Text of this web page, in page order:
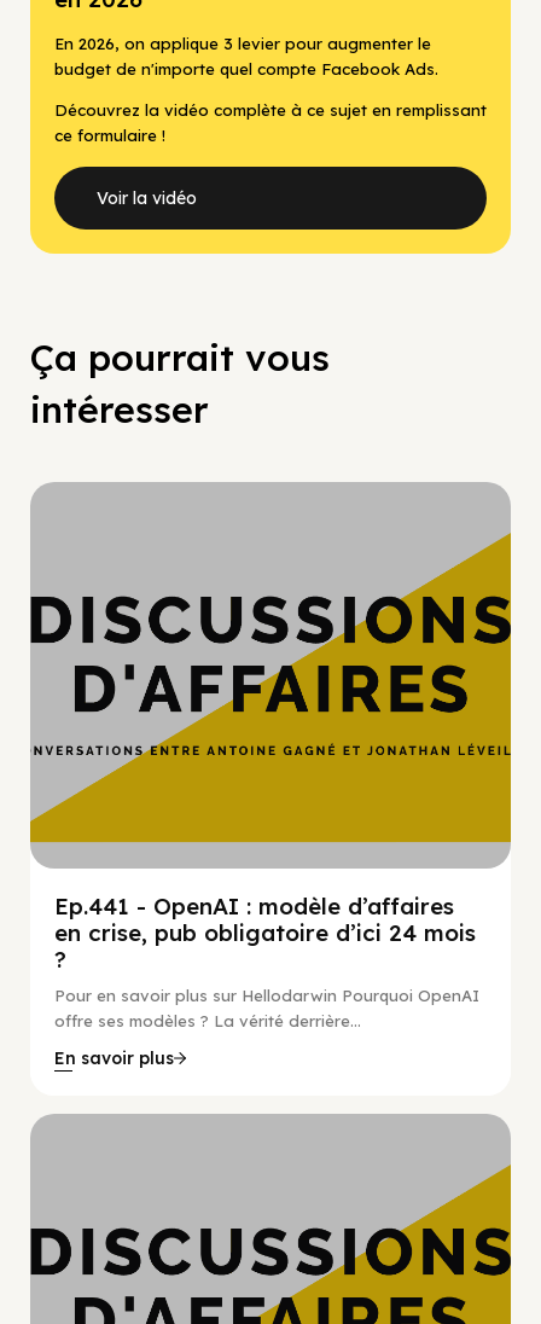
En 2026, on applique 3 levier pour augmenter le
budget de n'importe quel compte Facebook Ads.
Découvrez la vidéo complète à ce sujet en remplissant
ce formulaire !
Voir la vidéo
Ça pourrait vous
intéresser
Ep.441 - OpenAI : modèle d’affaires
en crise, pub obligatoire d’ici 24 mois
?
Pour en savoir plus sur Hellodarwin Pourquoi OpenAI
offre ses modèles ? La vérité derrière...
En savoir plus